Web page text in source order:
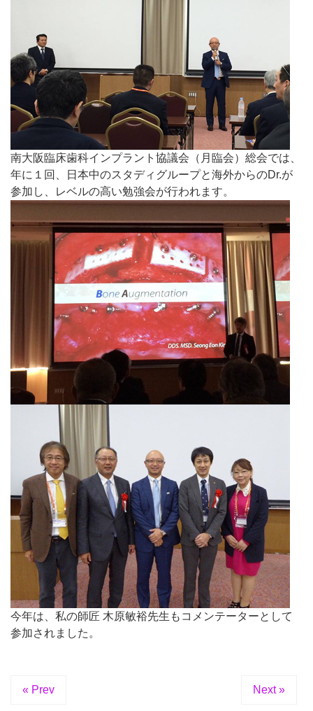
南大阪臨床歯科インプラント協議会（月臨会）総会では、
年に１回、日本中のスタディグループと海外からのDr.が
参加し、レベルの高い勉強会が行われます。
今年は、私の師匠 木原敏裕先生もコメンテーターとして
参加されました。
« Prev Next »